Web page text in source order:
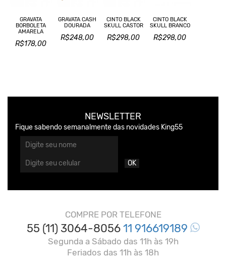
GRAVATA
BORBOLETA
AMARELA
R$178,00
GRAVATA CASH
DOURADA
R$248,00
CINTO BLACK
SKULL CASTOR
R$298,00
CINTO BLACK
SKULL BRANCO
R$298,00
NEWSLETTER
Fique sabendo semanalmente das novidades King55
OK
COMPRE POR TELEFONE
55 (11) 3064-805611 916619189
Segunda a Sábado das 11h às 19h
Feriados das 11h às 18h